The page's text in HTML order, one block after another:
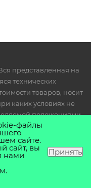
представленная на
технических
товаров, носит
каких условиях не
положениями
кодекса РФ.
файлы
сайте.
сайт, вы
нами Принять